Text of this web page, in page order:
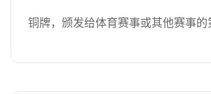
铜牌，颁发给体育赛事或其他赛事的